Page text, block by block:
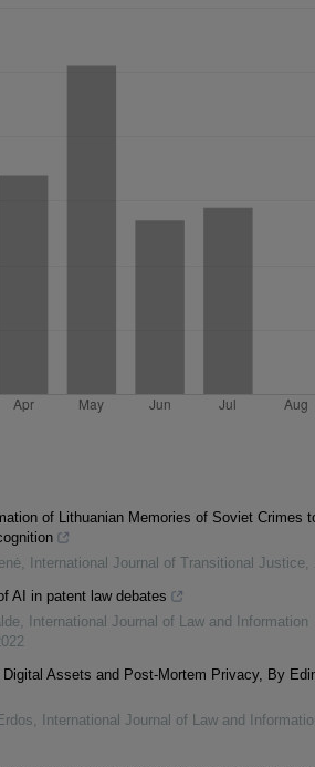
of Lithuanian Memories of Soviet Crimes
, International Journal of Transitional Justice,
AI in patent law debates
,
International Journal of Law and Information
Digital Assets and Post-Mortem Privacy, By
,
International Journal of Law and